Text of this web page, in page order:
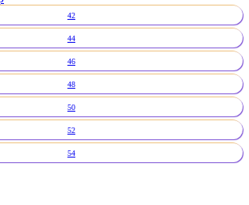
42
44
46
48
50
52
54